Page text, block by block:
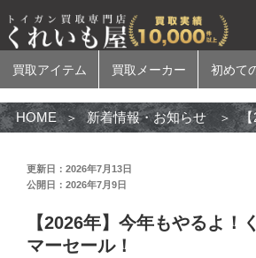
買取アイテム 買取メーカー 初めて
買取アイテム
電動ガン
HOME 新着情報・お知らせ 【
更新日：2026年7月13日
公開日：2026年7月9日
【2026年】今年もやるよ！
マーセール！